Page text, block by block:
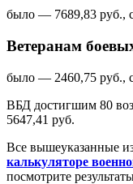
было — 7689,83 руб.,
Ветеранам
было — 2460,75 руб.,
ВБД достигшим 80
5647,41 руб.
Все вышеуказанные
калькуляторе
посмотрите